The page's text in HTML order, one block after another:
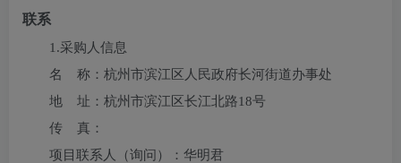
联系
1.采购人信息
名 称： 杭州市滨江区人民政府长河街道办事处
地 址： 杭州市滨江区长江北路18号
传 真：
项目联系人（询问）： 华明君